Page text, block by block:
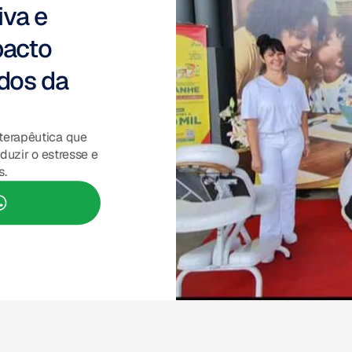
e
da
que
o estresse e